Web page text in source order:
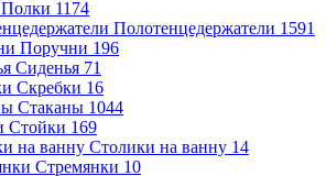
Полки 1174
Полотенцедержатели 1591
Поручни 196
Сиденья 71
Скребки 16
Стаканы 1044
Стойки 169
Столики на ванну 14
Стремянки 10